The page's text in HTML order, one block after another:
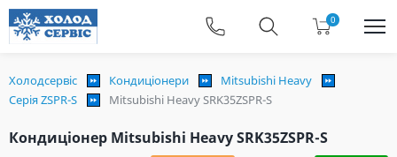
0
Холодсервіс Кондиціонери
Mitsubishi Heavy
Серія ZSPR-S
Mitsubishi Heavy SRK35ZSPR-S
Кондиціонер Mitsubishi Heavy SRK35ZSPR-S